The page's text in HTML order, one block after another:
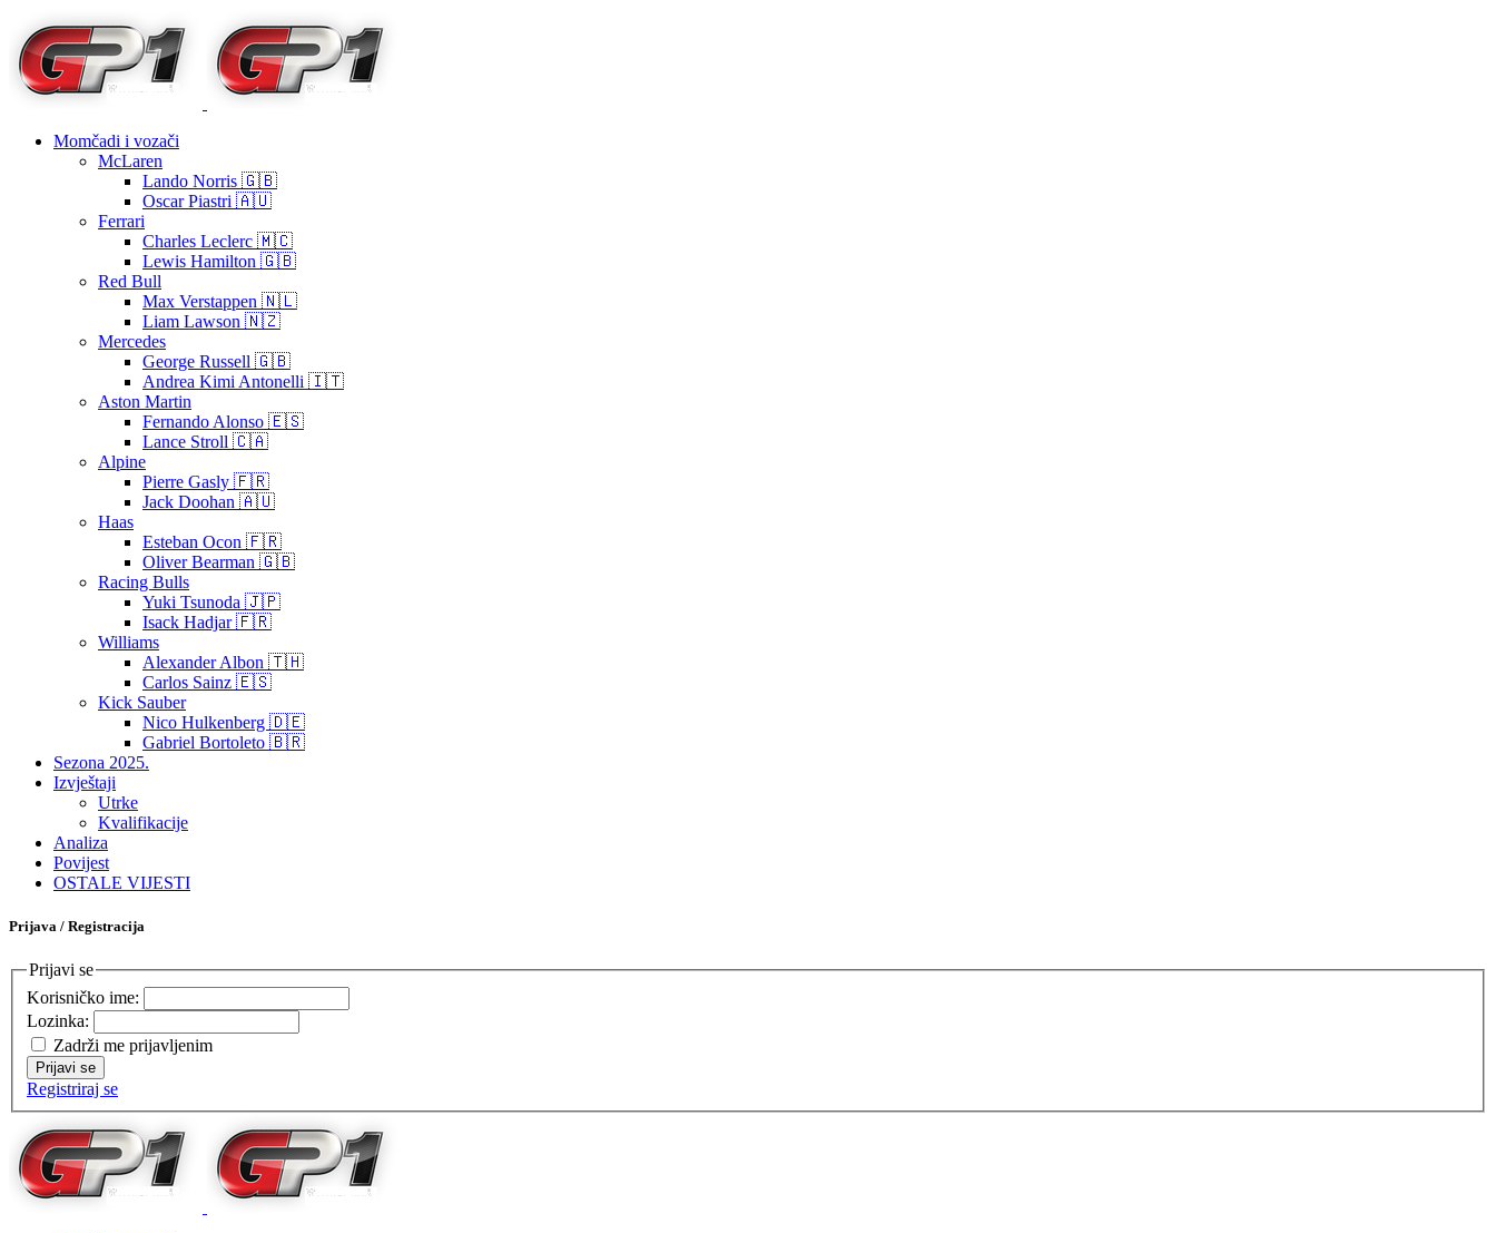
Momčadi i vozači
McLaren
Lando Norris 🇬🇧
Oscar Piastri 🇦🇺
Ferrari
Charles Leclerc 🇲🇨
Lewis Hamilton 🇬🇧
Red Bull
Max Verstappen 🇳🇱
Liam Lawson 🇳🇿
Mercedes
George Russell 🇬🇧
Andrea Kimi Antonelli 🇮🇹
Aston Martin
Fernando Alonso 🇪🇸
Lance Stroll 🇨🇦
Alpine
Pierre Gasly 🇫🇷
Jack Doohan 🇦🇺
Haas
Esteban Ocon 🇫🇷
Oliver Bearman 🇬🇧
Racing Bulls
Yuki Tsunoda 🇯🇵
Isack Hadjar 🇫🇷
Williams
Alexander Albon 🇹🇭
Carlos Sainz 🇪🇸
Kick Sauber
Nico Hulkenberg 🇩🇪
Gabriel Bortoleto 🇧🇷
Sezona 2025.
Izvještaji
Utrke
Kvalifikacije
Analiza
Povijest
OSTALE VIJESTI
Prijava / Registracija
Prijavi se
Korisničko ime:
Lozinka:
Zadrži me prijavljenim
Prijavi se
Registriraj se